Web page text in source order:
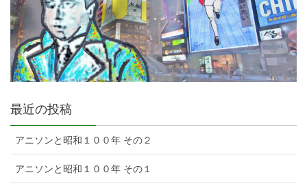
最近の投稿
アニソンと昭和１００年 その２
アニソンと昭和１００年 その１